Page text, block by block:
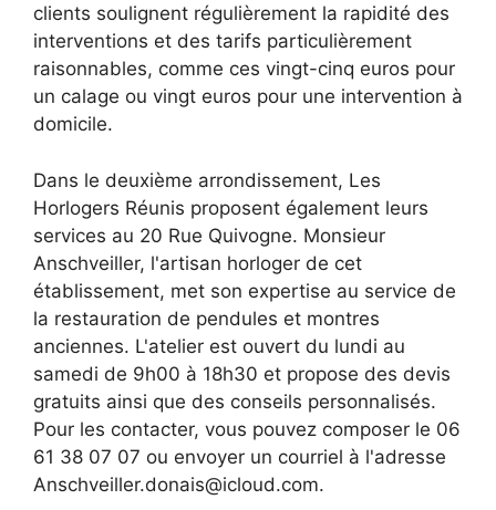
clients soulignent régulièrement la rapidité des
interventions et des tarifs particulièrement
raisonnables, comme ces vingt-cinq euros pour
un calage ou vingt euros pour une intervention à
domicile.
Dans le deuxième arrondissement, Les
Horlogers Réunis proposent également leurs
services au 20 Rue Quivogne. Monsieur
Anschveiller, l'artisan horloger de cet
établissement, met son expertise au service de
la restauration de pendules et montres
anciennes. L'atelier est ouvert du lundi au
samedi de 9h00 à 18h30 et propose des devis
gratuits ainsi que des conseils personnalisés.
Pour les contacter, vous pouvez composer le 06
61 38 07 07 ou envoyer un courriel à l'adresse
Anschveiller.donais@icloud.com.